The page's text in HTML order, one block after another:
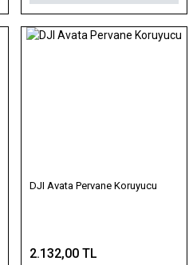
DJI Avata Pervane Koruyucu
2.132,00 TL